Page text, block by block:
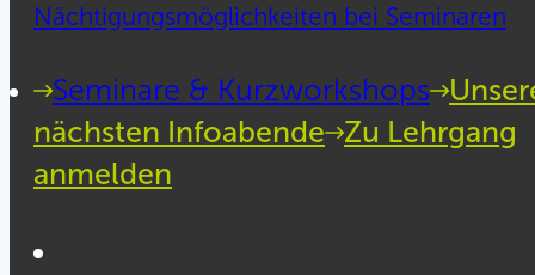
Nächtigungsmöglichkeiten bei Seminaren
Seminare & Kurzworkshops
nächsten Infoabende Zu Lehrgang
anmelden